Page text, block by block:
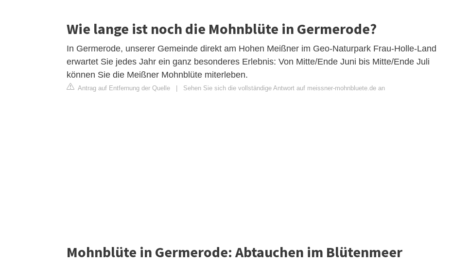
Wie lange ist noch die Mohnblüte in Germerode?
In Germerode, unserer Gemeinde direkt am Hohen Meißner im Geo-Naturpark Frau-Holle-Land
erwartet Sie jedes Jahr ein ganz besonderes Erlebnis: Von Mitte/Ende Juni bis Mitte/Ende Juli
können Sie die Meißner Mohnblüte miterleben.
Antrag auf Entfernung der Quelle Sehen Sie sich die vollständige Antwort auf meissner-mohnbluete.de an
Mohnblüte in Germerode: Abtauchen im Blütenmeer